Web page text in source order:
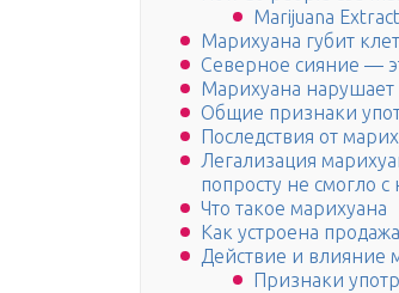
Marijuana
Марихуана губит
Северное сияние —
Марихуана нарушает
Общие признаки
Последствия от
Легализация
попросту не смогло с
Что такое марихуана
Как устроена
Действие и влияние
Признаки